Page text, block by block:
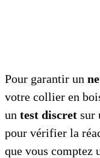
Pour garantir un
votre collier en
un test discret sur
pour vérifier la
que vous comptez